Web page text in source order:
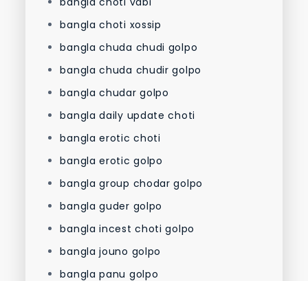
bangla choti xossip
bangla chuda chudi golpo
bangla chuda chudir golpo
bangla chudar golpo
bangla daily update choti
bangla erotic choti
bangla erotic golpo
bangla group chodar golpo
bangla guder golpo
bangla incest choti golpo
bangla jouno golpo
bangla panu golpo